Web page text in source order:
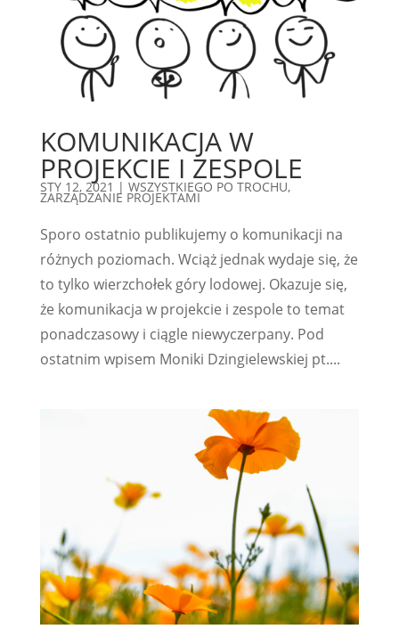
KOMUNIKACJA W
PROJEKCIE I ZESPOLE
STY 12, 2021 | WSZYSTKIEGO PO TROCHU,
ZARZĄDZANIE PROJEKTAMI
Sporo ostatnio publikujemy o komunikacji na
różnych poziomach. Wciąż jednak wydaje się, że
to tylko wierzchołek góry lodowej. Okazuje się,
że komunikacja w projekcie i zespole to temat
ponadczasowy i ciągle niewyczerpany. Pod
ostatnim wpisem Moniki Dzingielewskiej pt....